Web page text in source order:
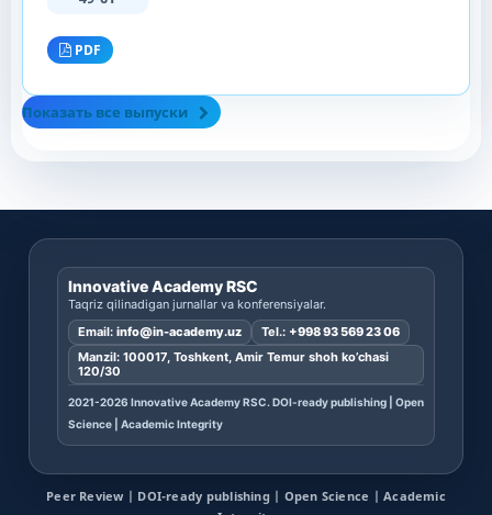
PDF
Показать все выпуски
Innovative Academy RSC
Taqriz qilinadigan jurnallar va konferensiyalar.
Email: info@in-academy.uz Tel.: +998 93 569 23 06
Manzil: 100017, Toshkent, Amir Temur shoh ko’chasi
120/30
2021-2026 Innovative Academy RSC. DOI-ready publishing | Open
Science | Academic Integrity